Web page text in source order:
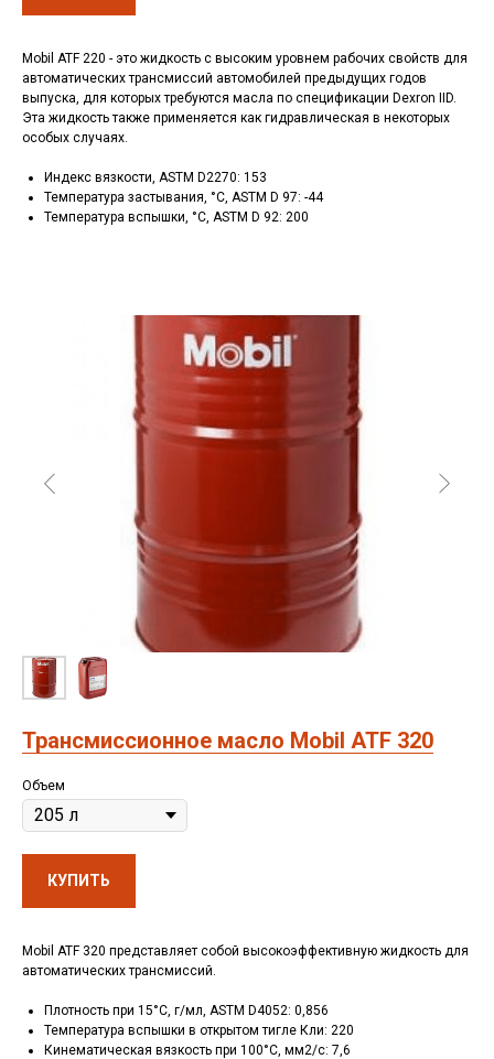
Mobil ATF 220 - это жидкость с высоким уровнем рабочих свойств для
автоматических трансмиссий автомобилей предыдущих годов
выпуска, для которых требуются масла по спецификации Dexron IID.
Эта жидкость также применяется как гидравлическая в некоторых
особых случаях.
Индекс вязкости, ASTM D2270: 153
Температура застывания, °C, ASTM D 97: -44
Температура вспышки, °C, ASTM D 92: 200
Трансмиссионное масло Mobil ATF 320
Объем
КУПИТЬ
Mobil ATF 320 представляет собой высокоэффективную жидкость для
автоматических трансмиссий.
Плотность при 15°C, г/мл, ASTM D4052: 0,856
Температура вспышки в открытом тигле Кли: 220
Кинематическая вязкость при 100°C, мм2/с: 7,6